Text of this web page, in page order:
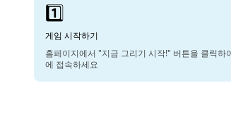
1️⃣
게임 시작하기
홈페이지에서 "지금 그리기 시작!" 버튼을 클릭하
에 접속하세요